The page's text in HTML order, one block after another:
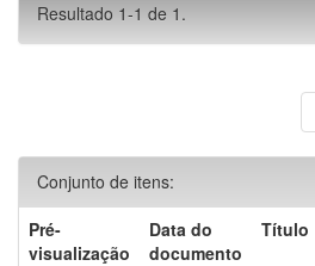
Resultado 1-1 de 1.
Conjunto de itens:
Pré-
visualização
Data do
documento
Título